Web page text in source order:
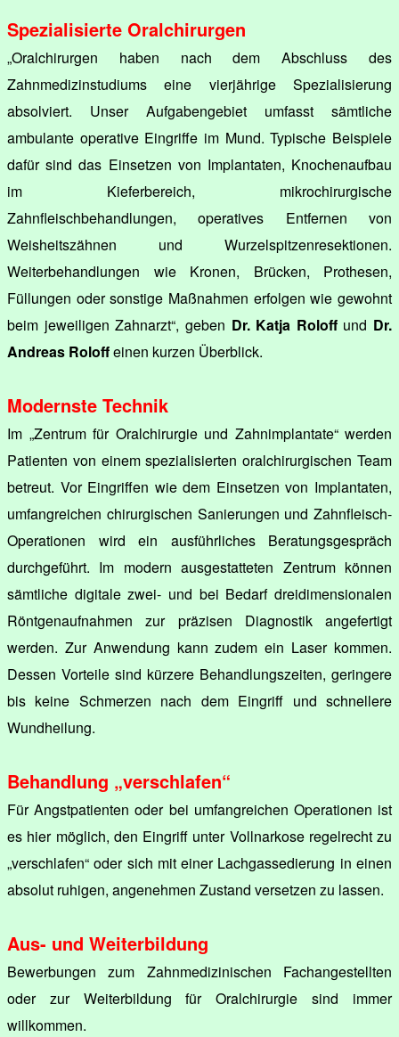
Spezialisierte Oralchirurgen
„Oralchirurgen haben nach dem Abschluss des
Zahnmedizinstudiums eine vierjährige Spezialisierung
absolviert. Unser Aufgabengebiet umfasst sämtliche
ambulante operative Eingriffe im Mund. Typische Beispiele
dafür sind das Einsetzen von Implantaten, Knochenaufbau
im Kieferbereich, mikrochirurgische
Zahnfleischbehandlungen, operatives Entfernen von
Weisheitszähnen und Wurzelspitzenresektionen.
Weiterbehandlungen wie Kronen, Brücken, Prothesen,
Füllungen oder sonstige Maßnahmen erfolgen wie gewohnt
beim jeweiligen Zahnarzt“, geben Dr. Katja Roloffund Dr.
Andreas Roloffeinen kurzen Überblick.
Modernste Technik
Im „Zentrum für Oralchirurgie und Zahnimplantate“ werden
Patienten von einem spezialisierten oralchirurgischen Team
betreut. Vor Eingriffen wie dem Einsetzen von Implantaten,
umfangreichen chirurgischen Sanierungen und Zahnfleisch-
Operationen wird ein ausführliches Beratungsgespräch
durchgeführt. Im modern ausgestatteten Zentrum können
sämtliche digitale zwei- und bei Bedarf dreidimensionalen
Röntgenaufnahmen zur präzisen Diagnostik angefertigt
werden. Zur Anwendung kann zudem ein Laser kommen.
Dessen Vorteile sind kürzere Behandlungszeiten, geringere
bis keine Schmerzen nach dem Eingriff und schnellere
Wundheilung.
Behandlung „verschlafen“
Für Angstpatienten oder bei umfangreichen Operationen ist
es hier möglich, den Eingriff unter Vollnarkose regelrecht zu
„verschlafen“ oder sich mit einer Lachgassedierung in einen
absolut ruhigen, angenehmen Zustand versetzen zu lassen.
Aus- und Weiterbildung
Bewerbungen zum Zahnmedizinischen Fachangestellten
oder zur Weiterbildung für Oralchirurgie sind immer
willkommen.